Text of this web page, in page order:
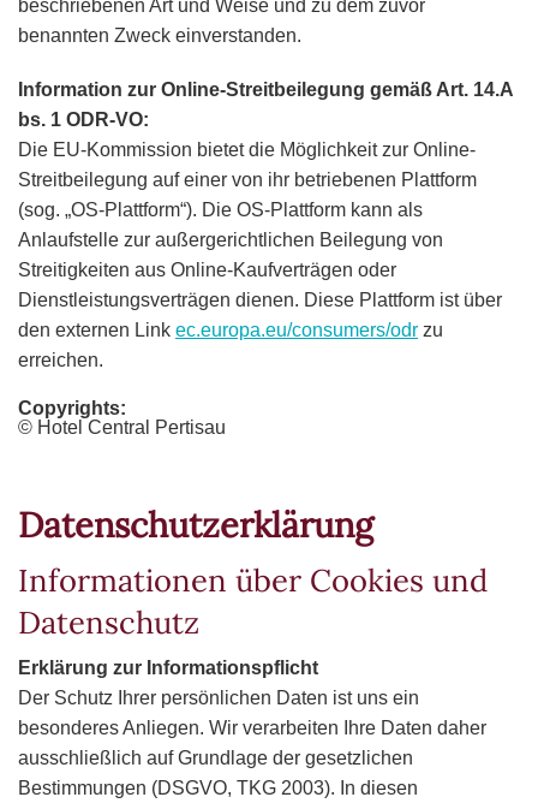
beschriebenen Art und Weise und zu dem zuvor
benannten Zweck einverstanden.
Information zur Online-Streitbeilegung gemäß Art. 14.A
bs. 1 ODR-VO:
Die EU-Kommission bietet die Möglichkeit zur Online-
Streitbeilegung auf einer von ihr betriebenen Plattform
(sog. „OS-Plattform“). Die OS-Plattform kann als
Anlaufstelle zur außergerichtlichen Beilegung von
Streitigkeiten aus Online-Kaufverträgen oder
Dienstleistungsverträgen dienen. Diese Plattform ist über
den externen Link ec.europa.eu/consumers/odr zu
erreichen.
Copyrights:
© Hotel Central Pertisau
Datenschutzerklärung
Informationen über Cookies und
Datenschutz
Erklärung zur Informationspflicht
Der Schutz Ihrer persönlichen Daten ist uns ein
besonderes Anliegen. Wir verarbeiten Ihre Daten daher
ausschließlich auf Grundlage der gesetzlichen
Bestimmungen (DSGVO, TKG 2003). In diesen